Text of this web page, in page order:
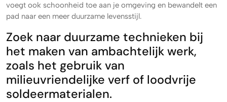
voegt ook schoonheid toe aan je omgeving en bewandelt een
pad naar een meer duurzame levensstijl.
Zoek naar duurzame technieken bij
het maken van ambachtelijk werk,
zoals het gebruik van
milieuvriendelijke verf of loodvrije
soldeermaterialen.